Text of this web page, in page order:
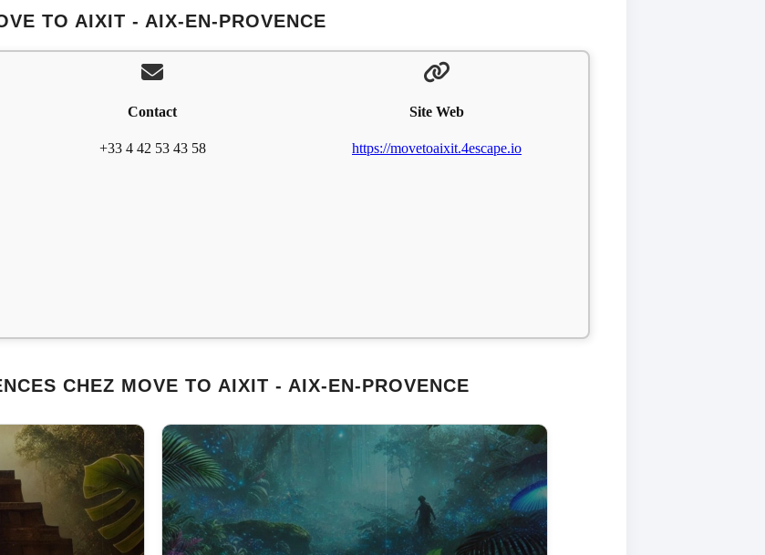
TO AIXIT - AIX-EN-PROVENCE
Contact
+33 4 42 53 43 58
Site Web
https://movetoaixit.4escape.io
CHEZ MOVE TO AIXIT - AIX-EN-PROVENCE